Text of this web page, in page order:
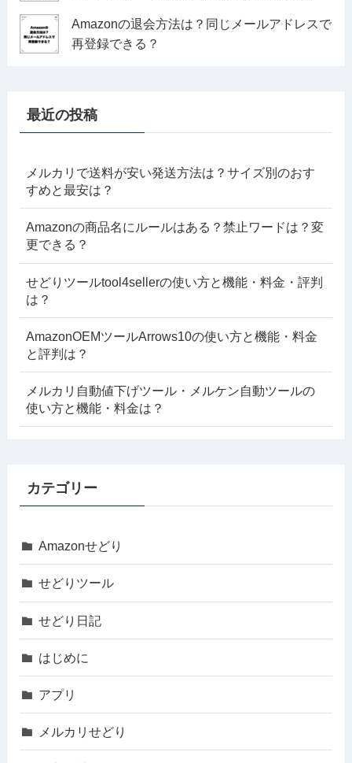
Amazonの退会方法は？同じメールアドレスで
再登録できる？
最近の投稿
メルカリで送料が安い発送方法は？サイズ別のおす
すめと最安は？
Amazonの商品名にルールはある？禁止ワードは？変
更できる？
せどりツールtool4sellerの使い方と機能・料金・評判
は？
AmazonOEMツールArrows10の使い方と機能・料金
と評判は？
メルカリ自動値下げツール・メルケン自動ツールの
使い方と機能・料金は？
カテゴリー
Amazonせどり
せどりツール
せどり日記
はじめに
アプリ
メルカリせどり